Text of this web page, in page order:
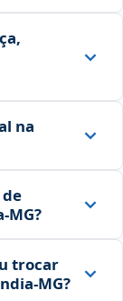
na
trocar